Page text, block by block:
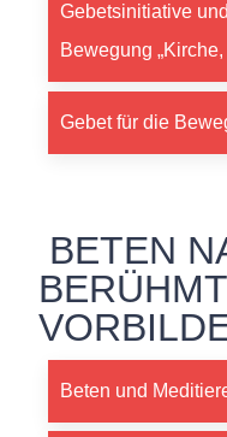
Gebetsinitiative
Bewegung
Gebet für die
BETEN
Beten und